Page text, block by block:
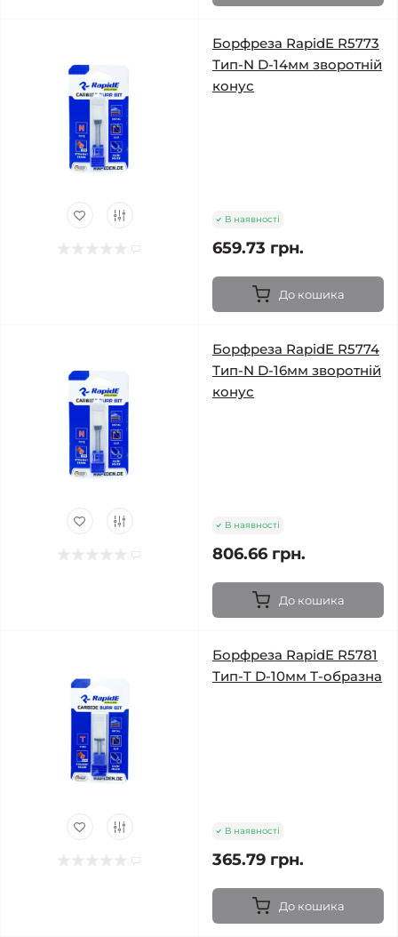
Борфреза RapidE R5773
Тип-N D-14мм зворотній
конус
В наявності
659.73 грн.
До кошика
Борфреза RapidE R5774
Тип-N D-16мм зворотній
конус
В наявності
806.66 грн.
До кошика
Борфреза RapidE R5781
Тип-T D-10мм Т-образна
В наявності
365.79 грн.
До кошика